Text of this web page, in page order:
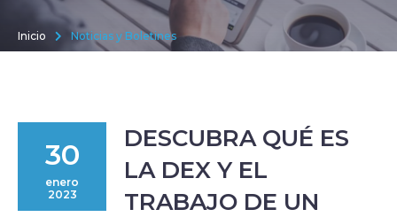
Inicio Noticias y Boletines
30
enero
2023
DESCUBRA QUÉ ES
LA DEX Y EL
TRABAJO DE UN